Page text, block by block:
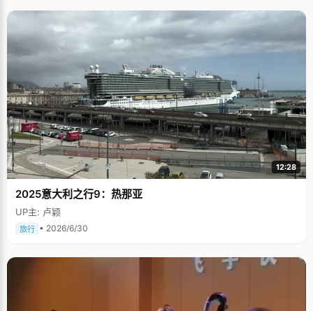
12:28
2025意大利之行9：热那亚
UP主: 卢颖
旅行 • 2026/6/30